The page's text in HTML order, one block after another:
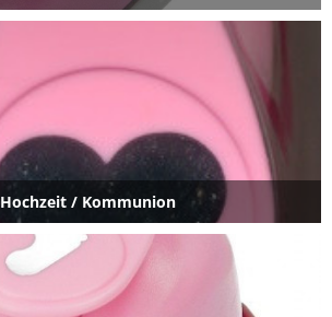
Hochzeit / Kommunion